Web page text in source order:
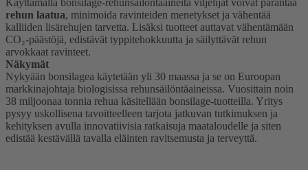
Käyttämällä bonsilage-rehunsäilöntäaineita viljelijät voivat parantaa
rehun laatua, minimoida ravinteiden menetykset ja vähentää
kalliiden lisärehujen tarvetta. Lisäksi tuotteet auttavat vähentämään
CO₂-päästöjä, edistävät typpitehokkuutta ja säilyttävät rehun
arvokkaat ravinteet.
Näkymät
Nykyään bonsilagea käytetään yli 30 maassa ja se on Euroopan
markkinajohtaja biologisissa rehunsäilöntäaineissa. Vuosittain noin
38 miljoonaa tonnia rehua käsitellään bonsilage-tuotteilla. Yritys
pysyy uskollisena tavoitteelleen tarjota jatkuvan tutkimuksen ja
kehityksen avulla innovatiivisia ratkaisuja maataloudelle ja siten
edistää kestävällä tavalla eläinten ravitsemusta ja terveyttä.